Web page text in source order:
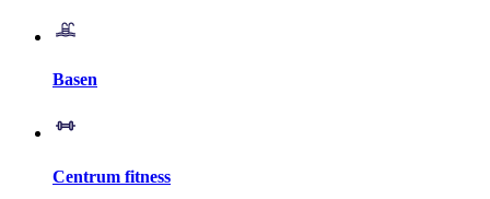
Basen
Centrum fitness